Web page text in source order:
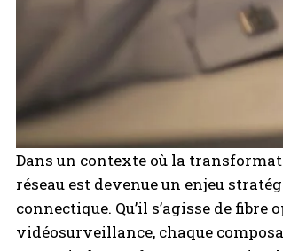
Dans un contexte où la
réseau est devenue un enjeu
connectique. Qu’il s’agisse de
vidéosurveillance, chaque